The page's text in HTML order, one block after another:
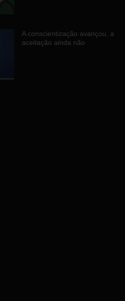
A conscientização avançou, a
aceitação ainda não